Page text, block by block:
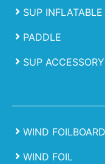
SUP INFLATABLE
PADDLE
SUP ACCESSORY
WIND FOILBOARD
WIND FOIL